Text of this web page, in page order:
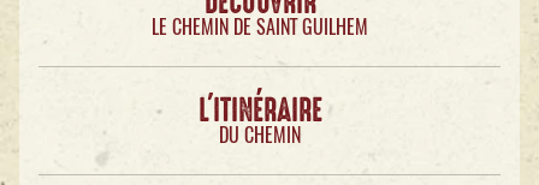
LE CHEMIN DE SAINT GUILHEM
L'ITINÉRAIRE
DU CHEMIN